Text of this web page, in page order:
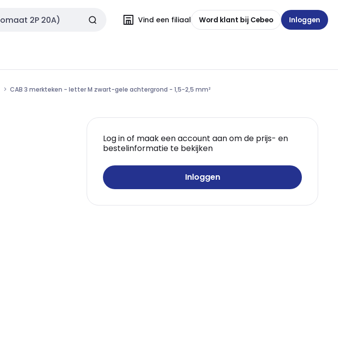
Vind een filiaal Word klant bij Cebeo Inloggen
CAB 3 merkteken - letter M zwart-gele achtergrond - 1,5-2,5 mm²
Log in of maak een account aan om de prijs- en
bestelinformatie te bekijken
Inloggen